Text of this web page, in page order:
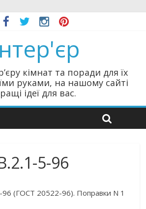
кімнат та поради для їх
руками, на нашому сайті
ідеї для вас.
5-96
(ГОСТ 20522-96). Поправки N 1